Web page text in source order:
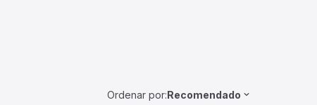
Ordenar por:Recomendado